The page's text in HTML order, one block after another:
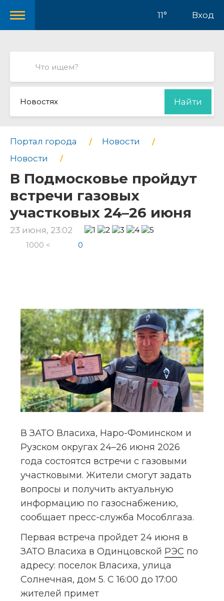
11° Вход
Новостях Найти
Портал города
Новости
Новости
В Подмосковье пройдут
встречи газовых
участковых 24–26 июня
23 июня, 23:02
1000 < 0
В ЗАТО Власиха, Наро-Фоминском и
Рузском округах 24–26 июня 2026
года состоятся встречи с газовыми
участковыми. Жители смогут задать
вопросы и получить актуальную
информацию по газоснабжению,
сообщает пресс-служба Мособлгаза.
Первая встреча пройдет 24 июня в
ЗАТО Власиха в Одинцовской РЭС по
адресу: поселок Власиха, улица
Солнечная, дом 5. С 16:00 до 17:00
жителей примет